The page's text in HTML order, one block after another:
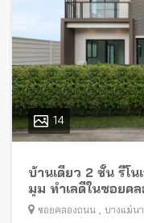
14
บ้านเดี่ยว 2 ชั้น รีโ
มุม ทำเลดีในซอยค
ซอยคลองถนน บางแม่น